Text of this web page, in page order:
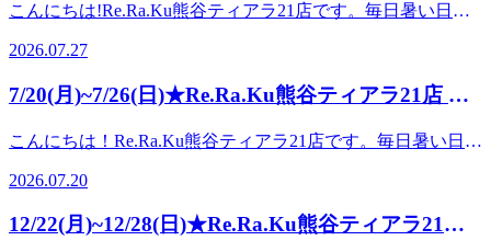
ヘッドスパ10分13,200円(税込)➡【120分コース】フット40分
+ボディ60分+爽快ヘッドスパ20分16,720円 (税
こんな方におすすめ◆・頭がぼーっとする/スッキリしな
い・エアコン疲れ・冷えが気になる・首肩の重だるさや眼精
疲労がある方夏のリフレッシュにぴったりのコースとなって
利用のお客様に☆☆☆爽快ガラボンくじ☆☆☆引いて頂いて
こんにちは!Re.Ra.Ku熊谷ティアラ21店です。毎日暑い日が
定の**-5℃の炭酸泡でひんやりリフレッシュ!**【爽快ヘッ
ドスパ】付きセットメニューご案内中です♪➡【90分コー
ス】フット40分+ボディ40分+爽快ヘッドスパ10分13,200円
ドスパ20分16,720円 (税
込
こんな方におすすめ◆・頭がぼーっとする/スッキリしな
い・エアコン疲れ・冷えが気になる・首肩の重だるさや眼精
疲労がある方夏のリフレッシュにぴったりのコースとなって
2026.07.27
7/20(月)~7/26(日)★Re.Ra.Ku熊谷ティアラ21店 ご
こんにちは！Re.Ra.Ku熊谷ティアラ21店です。毎日暑い日が
定の**-5℃の炭酸泡でひんやりリフレッシュ!**【爽快ヘッ
ドスパ】付きセットメニューご案内中です♪➡【90分コー
ス】フット40分+ボディ40分+爽快ヘッドスパ10分13,200円
2026.07.20
12/22(月)~12/28(日)★Re.Ra.Ku熊谷ティアラ21店